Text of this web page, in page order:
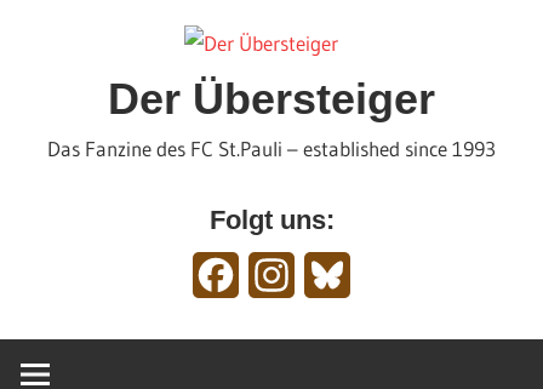
Der Übersteiger
Das Fanzine des FC St.Pauli – established since 1993
Folgt uns:
FacebookInstagram